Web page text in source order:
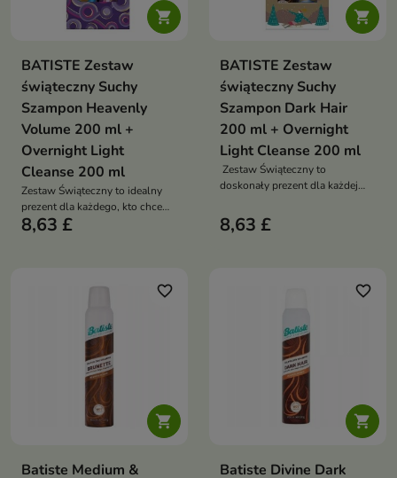

BATISTE Zestaw
świąteczny Suchy
Szampon Heavenly
Volume 200 ml +
Overnight Light
Cleanse 200 ml
Zestaw Świąteczny to idealny
prezent dla każdego, kto chce
zadbać o swoje włosy w szybki i
8,63 £

BATISTE Zestaw
świąteczny Suchy
Szampon Dark Hair
200 ml + Overnight
Light Cleanse 200 ml
Zestaw Świąteczny to
doskonały prezent dla każdej
pielęgnację i piękne, świeże
włosy każdego dnia!
8,63 £

favorite_border
Batiste Medium &

favorite_border
Batiste Divine Dark